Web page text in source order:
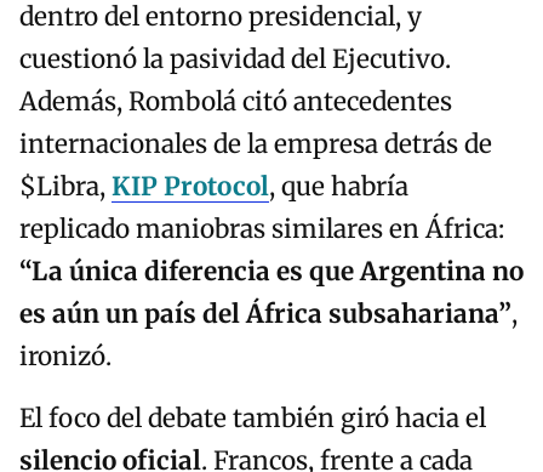
dentro del entorno presidencial, y
cuestionó la pasividad del Ejecutivo.
Además, Rombolá citó antecedentes
internacionales de la empresa detrás de
$Libra,KIP Protocol, que habría
replicado maniobras similares en África:
“La única diferencia es que Argentina no
es aún un país del África subsahariana”,
ironizó.
El foco del debate también giró hacia el
silencio oficial. Francos, frente a cada